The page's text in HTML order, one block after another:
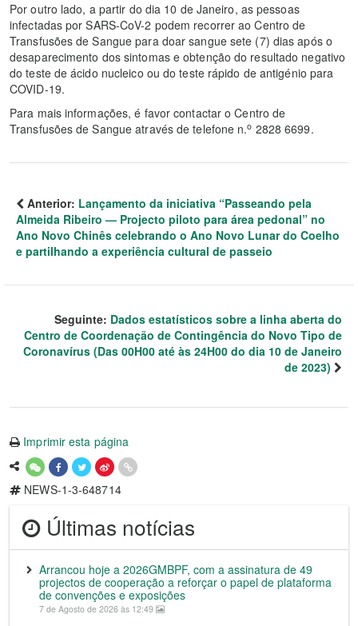
Por outro lado, a partir do dia 10 de Janeiro, as pessoas
infectadas por SARS-CoV-2 podem recorrer ao Centro de
Transfusões de Sangue para doar sangue sete (7) dias após o
desaparecimento dos sintomas e obtenção do resultado negativo
do teste de ácido nucleico ou do teste rápido de antigénio para
COVID-19.
Para mais informações, é favor contactar o Centro de
Transfusões de Sangue através de telefone n.o 2828 6699.
Anterior: Lançamento da iniciativa “Passeando pela
Almeida Ribeiro — Projecto piloto para área pedonal” no
Ano Novo Chinês celebrando o Ano Novo Lunar do Coelho
e partilhando a experiência cultural de passeio
Seguinte: Dados estatísticos sobre a linha aberta do
Centro de Coordenação de Contingência do Novo Tipo de
Coronavírus (Das 00H00 até às 24H00 do dia 10 de Janeiro
de 2023)
Imprimir esta página
NEWS-1-3-648714
Últimas notícias
Arrancou hoje a 2026GMBPF, com a assinatura de 49
projectos de cooperação a reforçar o papel de plataforma
de convenções e exposições
7 de Agosto de 2026 às 12:49